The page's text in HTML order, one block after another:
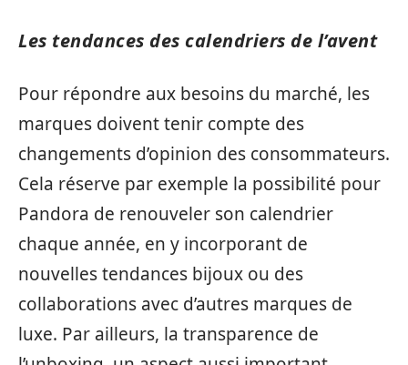
Les tendances des calendriers de l’avent
Pour répondre aux besoins du marché, les
marques doivent tenir compte des
changements d’opinion des consommateurs.
Cela réserve par exemple la possibilité pour
Pandora de renouveler son calendrier
chaque année, en y incorporant de
nouvelles tendances bijoux ou des
collaborations avec d’autres marques de
luxe. Par ailleurs, la transparence de